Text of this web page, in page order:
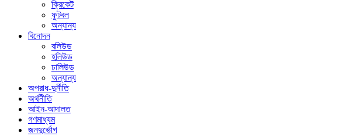
ক্রিকেট
ফুটবল
অন্যান্য
বিনোদন
বলিউড
হলিউড
ঢালিউড
অন্যান্য
অপরাধ-দুর্নীতি
অর্থনীতি
আইন-আদালত
গণমাধ্যম
জনদুর্ভোগ